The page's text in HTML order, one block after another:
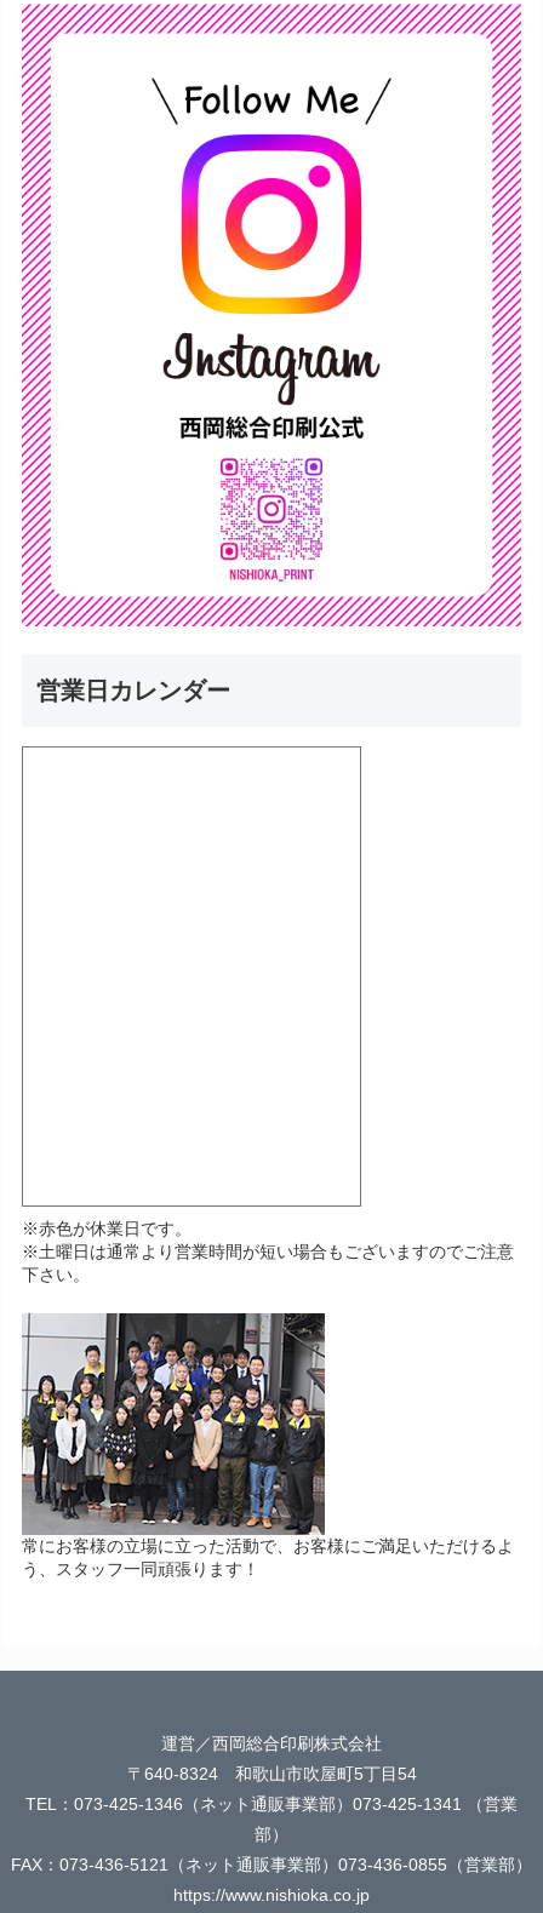
営業日カレンダー
※赤色が休業日です。
※土曜日は通常より営業時間が短い場合もございますのでご注意
下さい。
常にお客様の立場に立った活動で、お客様にご満足いただけるよ
う、スタッフ一同頑張ります！
運営／西岡総合印刷株式会社
〒640-8324 和歌山市吹屋町5丁目54
TEL：073-425-1346（ネット通販事業部）073-425-1341 （営業
部）
FAX：073-436-5121（ネット通販事業部）073-436-0855（営業部）
https://www.nishioka.co.jp